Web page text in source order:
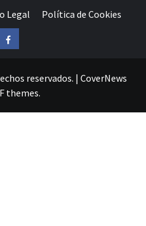
Legal Política de Cookies
Facebook
reservados. | CoverNews
themes.